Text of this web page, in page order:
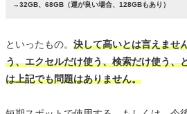
→32GB、68GB（運が良い場合、128GBもあり）
といったもの。 決して高いとは言えませ
う、エクセルだけ使う、検索だけ使う、
は上記でも問題はありません。